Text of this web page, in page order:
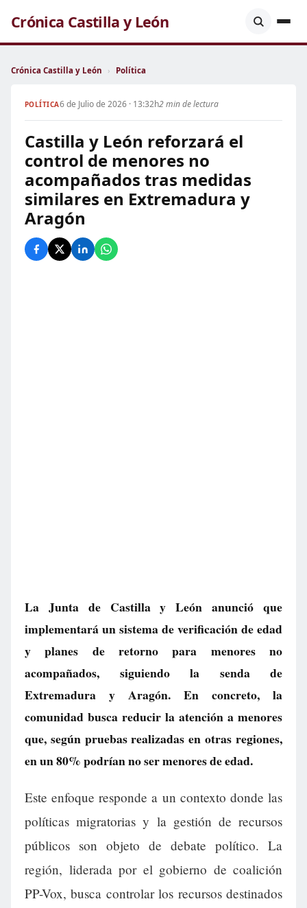
Crónica Castilla y León
Crónica Castilla y León › Política
POLÍTICA6 de Julio de 2026 · 13:32h2 min de lectura
Castilla y León reforzará el
control de menores no
acompañados tras medidas
similares en Extremadura y
Aragón
La Junta de Castilla y León anunció que
implementará un sistema de verificación de edad
y planes de retorno para menores no
acompañados, siguiendo la senda de
Extremadura y Aragón. En concreto, la
comunidad busca reducir la atención a menores
que, según pruebas realizadas en otras regiones,
en un 80% podrían no ser menores de edad.
Este enfoque responde a un contexto donde las
políticas migratorias y la gestión de recursos
públicos son objeto de debate político. La
región, liderada por el gobierno de coalición
PP-Vox, busca controlar los recursos destinados